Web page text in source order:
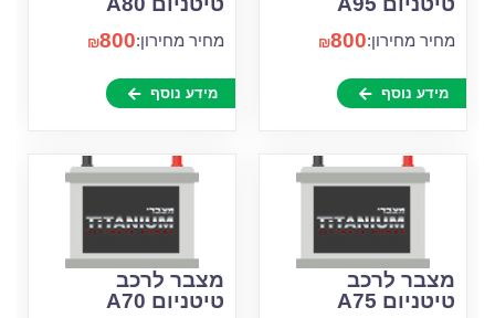
מחיר מחירון: ₪800
מידע נוסף
מחיר מחירון: ₪800
מידע נוסף
מצבר לרכב
טיטניום A75
מצבר לרכב
טיטניום A70